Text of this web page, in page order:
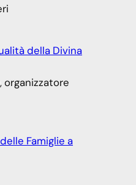
della Divina
organizzatore
Famiglie a